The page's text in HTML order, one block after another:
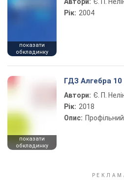
показати
обкладинку
Рік: 2004
показати
обкладинку
ГДЗ Алгебра 10
Автори: Є. П.
Рік: 2018
Опис: